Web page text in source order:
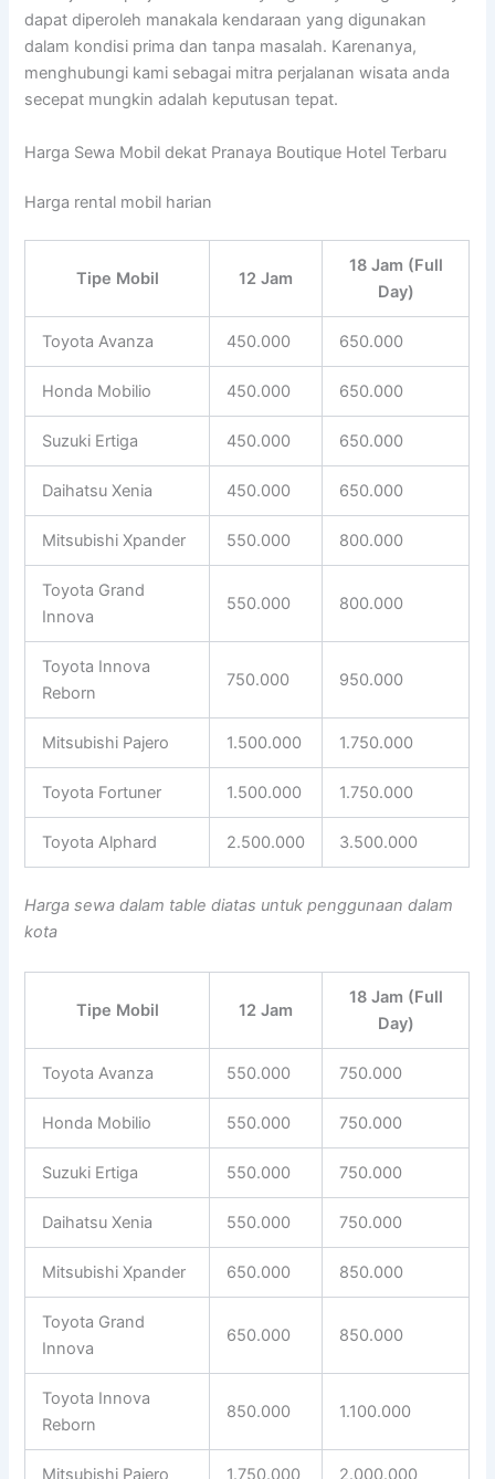
dapat diperoleh manakala kendaraan yang digunakan
dalam kondisi prima dan tanpa masalah. Karenanya,
menghubungi kami sebagai mitra perjalanan wisata anda
secepat mungkin adalah keputusan tepat.
Harga Sewa Mobil dekat Pranaya Boutique Hotel Terbaru
Harga rental mobil harian
Tipe Mobil 12 Jam
18 Jam (Full
Day)
Toyota Avanza 450.000 650.000
Honda Mobilio 450.000 650.000
Suzuki Ertiga 450.000 650.000
Daihatsu Xenia 450.000 650.000
Mitsubishi Xpander 550.000 800.000
Toyota Grand
Innova
550.000 800.000
Toyota Innova
Reborn
750.000 950.000
Mitsubishi Pajero 1.500.000 1.750.000
Toyota Fortuner 1.500.000 1.750.000
Toyota Alphard 2.500.000 3.500.000
Harga sewa dalam table diatas untuk penggunaan dalam
kota
Tipe Mobil 12 Jam
18 Jam (Full
Day)
Toyota Avanza 550.000 750.000
Honda Mobilio 550.000 750.000
Suzuki Ertiga 550.000 750.000
Daihatsu Xenia 550.000 750.000
Mitsubishi Xpander 650.000 850.000
Toyota Grand
Innova
650.000 850.000
Toyota Innova
Reborn
850.000 1.100.000
Mitsubishi Pajero 1.750.000 2.000.000